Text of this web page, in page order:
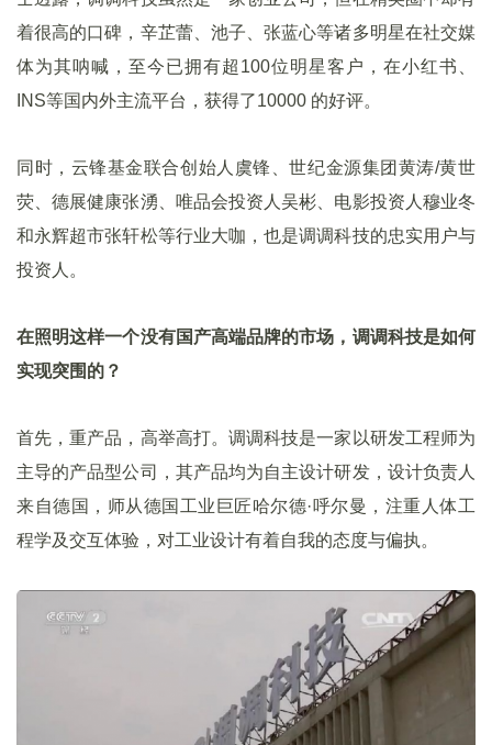
着很高的口碑，辛芷蕾、池子、张蓝心等诸多明星在社交媒
体为其呐喊，至今已拥有超100位明星客户，在小红书、
INS等国内外主流平台，获得了10000 的好评。
同时，云锋基金联合创始人虞锋、世纪金源集团黄涛/黄世
荧、德展健康张湧、唯品会投资人吴彬、电影投资人穆业冬
和永辉超市张轩松等行业大咖，也是调调科技的忠实用户与
投资人。
在照明这样一个没有国产高端品牌的市场，调调科技是如何
实现突围的？
首先，重产品，高举高打。调调科技是一家以研发工程师为
主导的产品型公司，其产品均为自主设计研发，设计负责人
来自德国，师从德国工业巨匠哈尔德·呼尔曼，注重人体工
程学及交互体验，对工业设计有着自我的态度与偏执。